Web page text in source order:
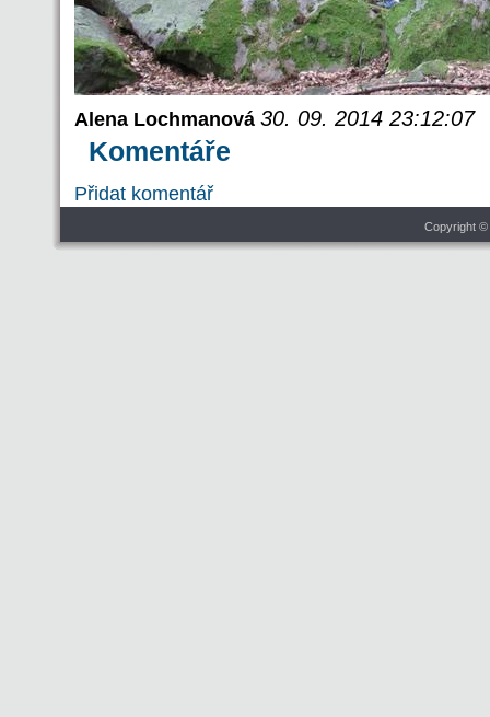
Alena Lochmanová 30. 09. 2014 23:12:07
Komentáře
Přidat komentář
Copyright